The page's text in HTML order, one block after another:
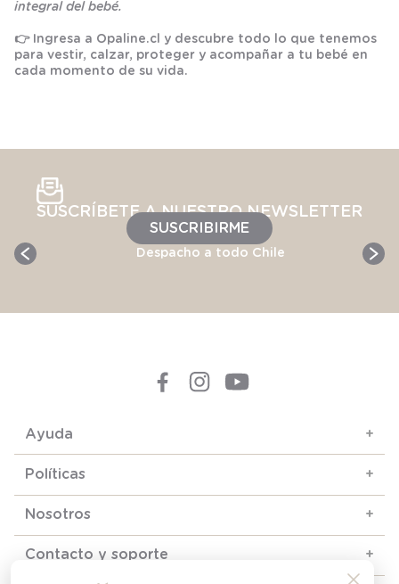
integral del bebé.
👉 Ingresa a Opaline.cl y descubre todo lo que tenemos
para vestir, calzar, proteger y acompañar a tu bebé en
cada momento de su vida.
SUSCRÍBETE A NUESTRO NEWSLETTER
SUSCRIBIRME
Despacho a todo Chile
Ayuda +
Políticas +
Nosotros +
Contacto y soporte +